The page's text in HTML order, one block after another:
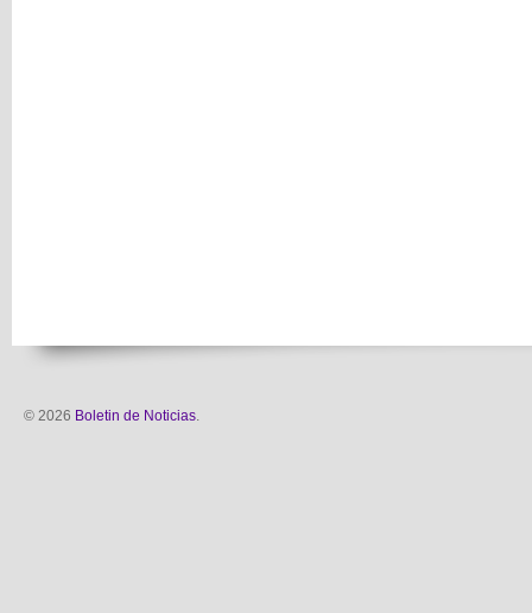
© 2026 Boletin de Noticias.